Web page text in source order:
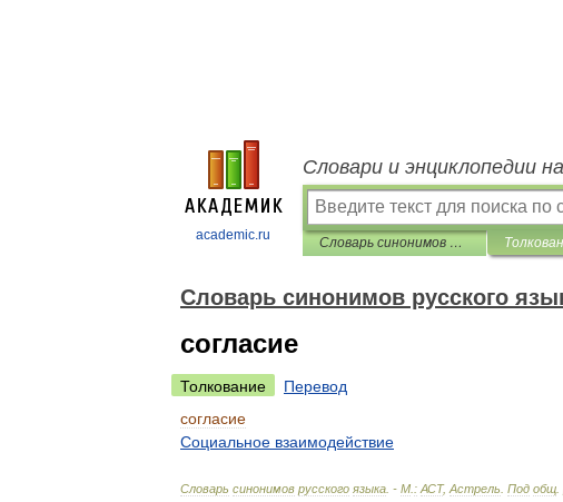
academic.ru
Словари и энциклопедии
Словарь синонимов русского языка
Словарь синонимов русского
согласие
Толкование
Перевод
согласие
Социальное взаимодействие
Словарь синонимов русского языка . - М : АСТ, Астрель Под общ